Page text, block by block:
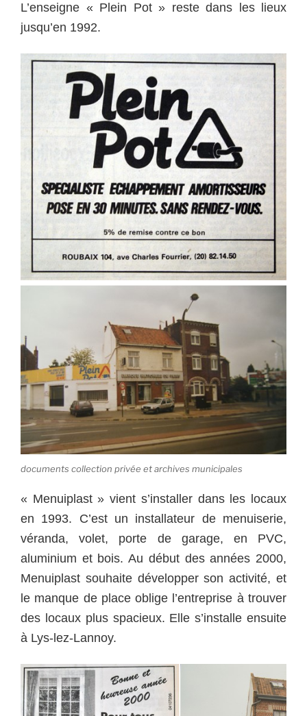
L’enseigne « Plein Pot » reste dans les lieux
jusqu’en 1992.
documents collection privée et archives municipales
« Menuiplast » vient s’installer dans les locaux
en 1993. C’est un installateur de menuiserie,
véranda, volet, porte de garage, en PVC,
aluminium et bois. Au début des années 2000,
Menuiplast souhaite développer son activité, et
le manque de place oblige l’entreprise à trouver
des locaux plus spacieux. Elle s’installe ensuite
à Lys-lez-Lannoy.